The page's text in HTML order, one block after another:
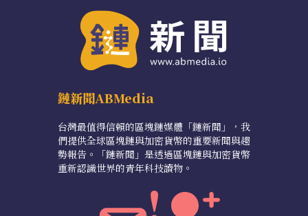
鏈新聞ABMedia
台灣最值得信賴的區塊鏈媒體「鏈新聞」，我
們提供全球區塊鏈與加密貨幣的重要新聞與趨
勢報告。「鏈新聞」是透過區塊鏈與加密貨幣
重新認識世界的青年科技讀物。